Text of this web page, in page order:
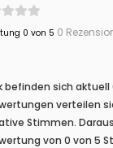
0 von 5 0
befinden sich aktuell
verteilen
Stimmen.
von 0 von 5